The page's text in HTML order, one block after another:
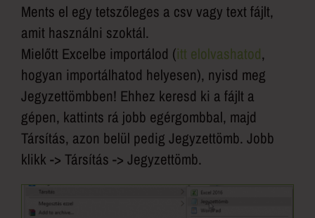
Ments el egy tetszőleges a csv vagy text fájlt,
amit használni szoktál.
Mielőtt Excelbe importálod (itt elolvashatod,
hogyan importálhatod helyesen), nyisd meg
Jegyzettömbben! Ehhez keresd ki a fájlt a
gépen, kattints rá jobb egérgombbal, majd
Társítás, azon belül pedig Jegyzettömb. Jobb
klikk -> Társítás -> Jegyzettömb.